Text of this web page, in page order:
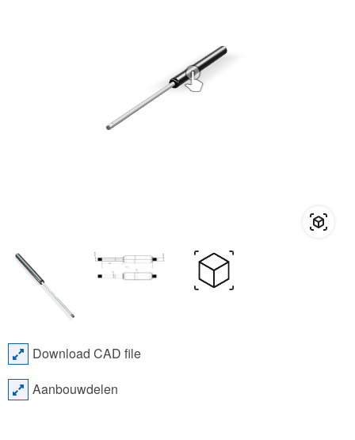
Download CAD file
Aanbouwdelen